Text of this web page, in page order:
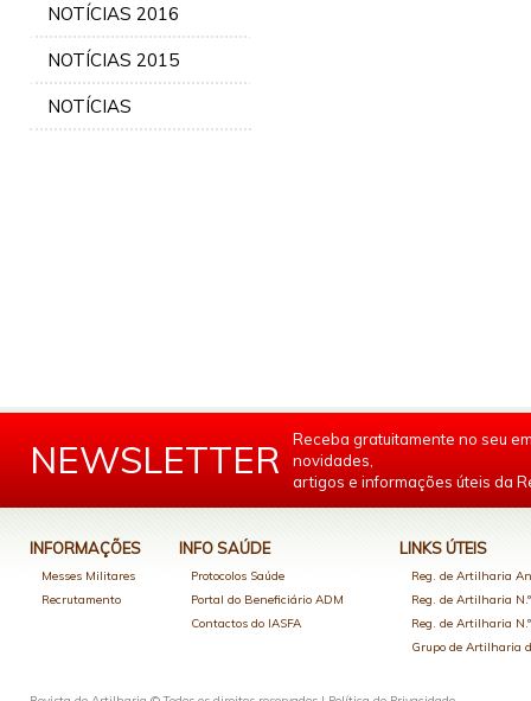
NOTÍCIAS 2016
NOTÍCIAS 2015
NOTÍCIAS
NEWSLETTER
Receba gratuitamente no seu
novidades,
artigos e informações úteis da
INFORMAÇÕES
Messes Militares
Recrutamento
INFO SAÚDE
Protocolos Saúde
Portal do Beneficiário ADM
Contactos do IASFA
LINKS ÚTEIS
Reg. de Artilharia
Reg. de Artilharia
Reg. de Artilharia
Grupo de Artilharia